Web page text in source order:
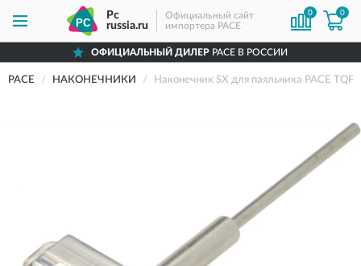
Pc
russia.ru
Официальный сайт
импортера PACE
0 0
ОФИЦИАЛЬНЫЙ ДИЛЕРPACE В РОССИИ
PACE НАКОНЕЧНИКИ Наконечник SX для паяльника PACE